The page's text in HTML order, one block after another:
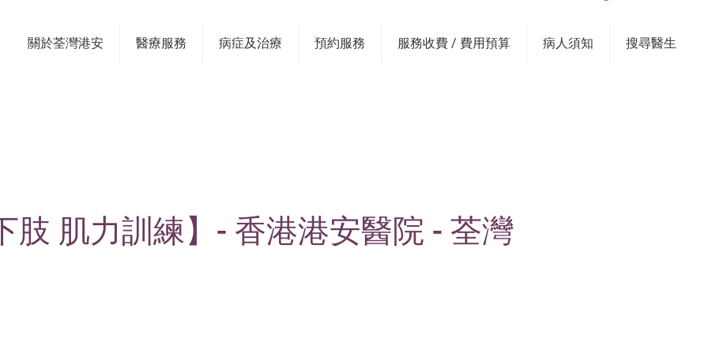
關於荃灣港安 醫療服務 病症及治療 預約服務 服務收費 / 費用預算 病人須知 搜尋醫生
肢 肌力訓練】- 香港港安醫院 - 荃灣